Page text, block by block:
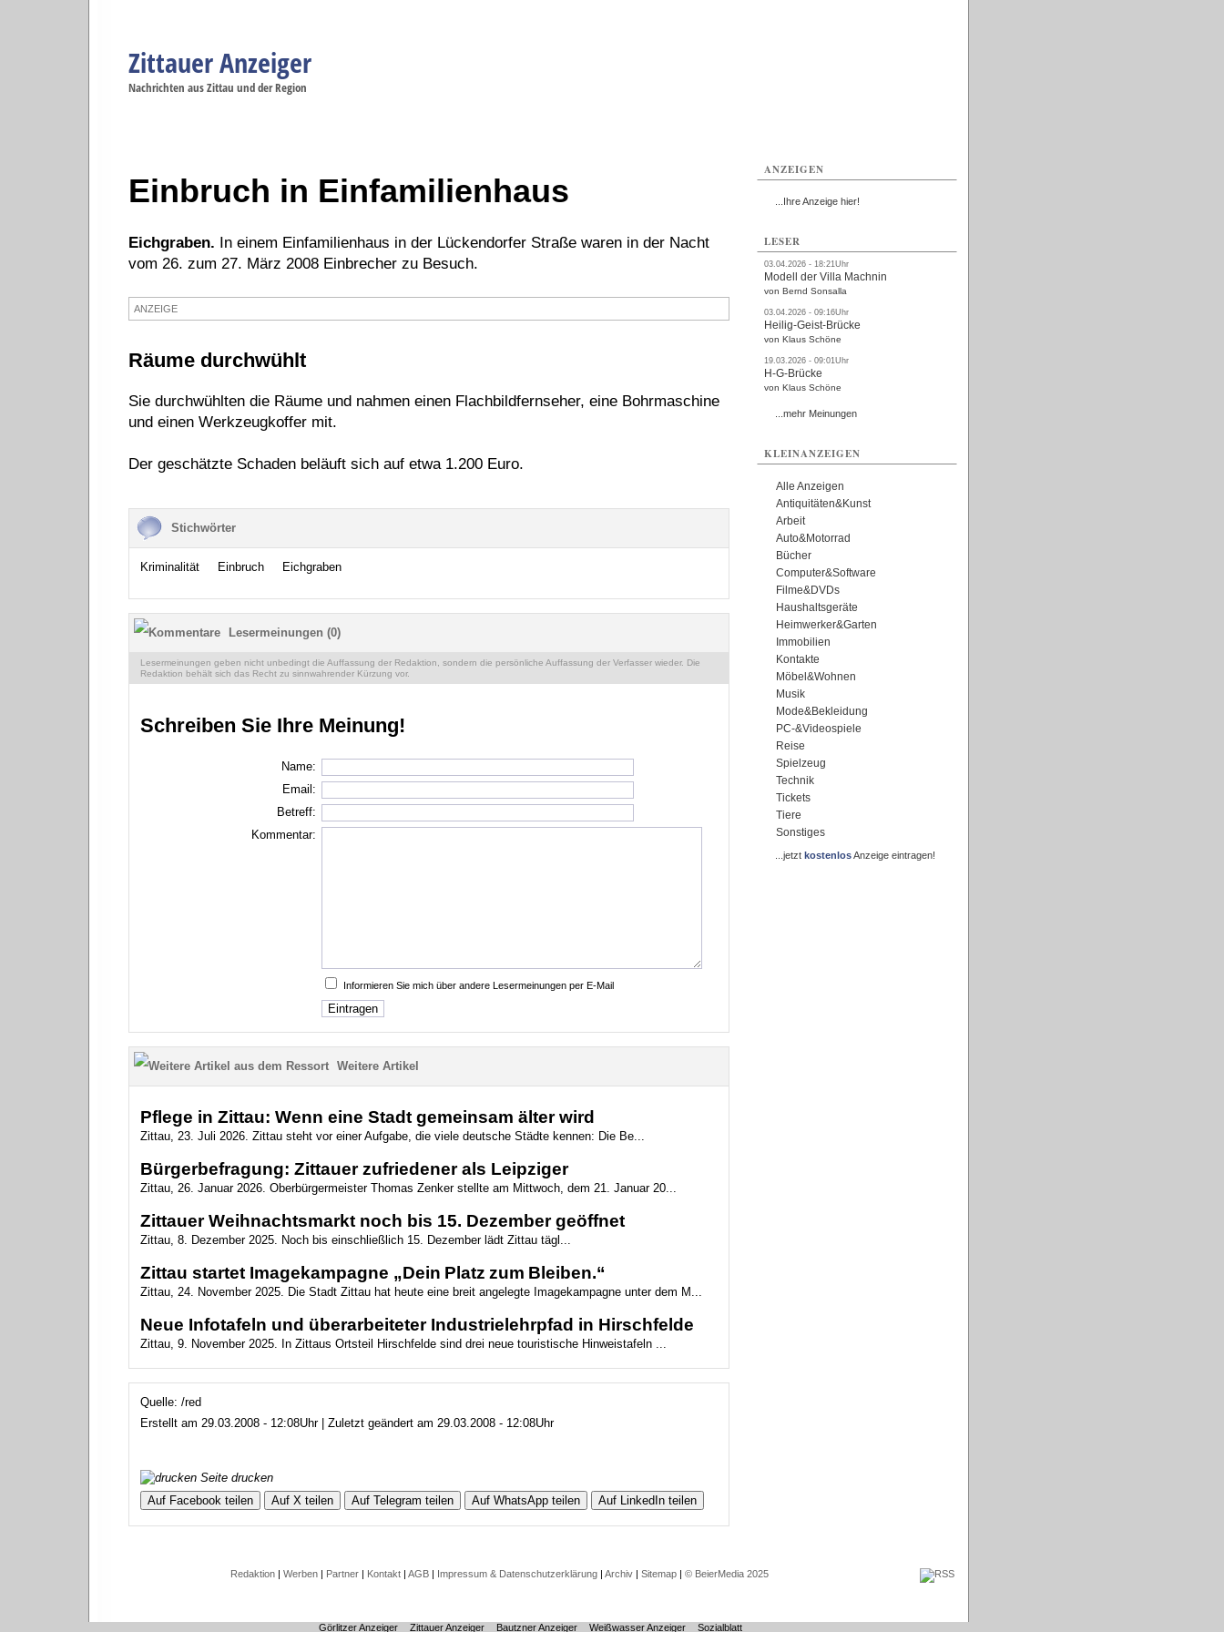
Zittauer Anzeiger
Nachrichten aus Zittau und der Region
Einbruch in Einfamilienhaus
Eichgraben. In einem Einfamilienhaus in der Lückendorfer Straße waren in der Nacht
vom 26. zum 27. März 2008 Einbrecher zu Besuch.
ANZEIGE
Räume durchwühlt
Sie durchwühlten die Räume und nahmen einen Flachbildfernseher, eine Bohrmaschine
und einen Werkzeugkoffer mit.
Der geschätzte Schaden beläuft sich auf etwa 1.200 Euro.
Stichwörter
Kriminalität Einbruch Eichgraben
Lesermeinungen (0)
Lesermeinungen geben nicht unbedingt die Auffassung der Redaktion, sondern die persönliche Auffassung der Verfasser wieder. Die
Redaktion behält sich das Recht zu sinnwahrender Kürzung vor.
Schreiben Sie Ihre Meinung!
Name:
Email:
Betreff:
Kommentar:
Informieren Sie mich über andere Lesermeinungen per E-Mail
Weitere Artikel
Pflege in Zittau: Wenn eine Stadt gemeinsam älter wird
Zittau, 23. Juli 2026. Zittau steht vor einer Aufgabe, die viele deutsche Städte kennen: Die Be...
Bürgerbefragung: Zittauer zufriedener als Leipziger
Zittau, 26. Januar 2026. Oberbürgermeister Thomas Zenker stellte am Mittwoch, dem 21. Januar 20...
Zittauer Weihnachtsmarkt noch bis 15. Dezember geöffnet
Zittau, 8. Dezember 2025. Noch bis einschließlich 15. Dezember lädt Zittau tägl...
Zittau startet Imagekampagne „Dein Platz zum Bleiben.“
Zittau, 24. November 2025. Die Stadt Zittau hat heute eine breit angelegte Imagekampagne unter dem M...
Neue Infotafeln und überarbeiteter Industrielehrpfad in Hirschfelde
Zittau, 9. November 2025. In Zittaus Ortsteil Hirschfelde sind drei neue touristische Hinweistafeln ...
Quelle: /red
Erstellt am 29.03.2008 - 12:08Uhr | Zuletzt geändert am 29.03.2008 - 12:08Uhr
Seite drucken
Auf Facebook teilen
Auf X teilen Auf Telegram teilen Auf WhatsApp teilen Auf LinkedIn teilen
ANZEIGEN
...Ihre Anzeige hier!
LESER
03.04.2026 - 18:21Uhr
Modell der Villa Machnin
von Bernd Sonsalla
03.04.2026 - 09:16Uhr
Heilig-Geist-Brücke
von Klaus Schöne
19.03.2026 - 09:01Uhr
H-G-Brücke
von Klaus Schöne
...mehr Meinungen
KLEINANZEIGEN
Alle Anzeigen
Antiquitäten&Kunst
Arbeit
Auto&Motorrad
Bücher
Computer&Software
Filme&DVDs
Haushaltsgeräte
Heimwerker&Garten
Immobilien
Kontakte
Möbel&Wohnen
Musik
Mode&Bekleidung
PC-&Videospiele
Reise
Spielzeug
Technik
Tickets
Tiere
Sonstiges
...jetzt kostenlosAnzeige eintragen!
Redaktion | Werben | Partner | Kontakt | AGB | Impressum & Datenschutzerklärung | Archiv | Sitemap | © BeierMedia 2025
Görlitzer Anzeiger Zittauer Anzeiger Bautzner Anzeiger Weißwasser Anzeiger Sozialblatt